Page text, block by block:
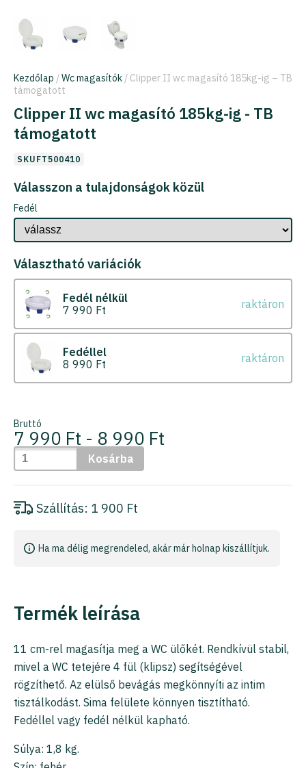
Kezdőlap /Wc magasítók / Clipper II wc magasító 185kg-ig – TB
támogatott
Clipper II wc magasító 185kg-ig - TB
támogatott
SKUFT500410
Válasszon a tulajdonságok közül
Fedél
Választható variációk
Fedél nélkül
7 990 Ft
raktáron
Fedéllel
8 990 Ft
raktáron
Bruttó
7 990 Ft - 8 990 Ft
Kosárba
Szállítás: 1 900 Ft
Ha ma délig megrendeled, akár már holnap kiszállítjuk.
Termék leírása
11 cm-rel magasítja meg a WC ülőkét. Rendkívül stabil,
mivel a WC tetejére 4 fül (klipsz) segítségével
rögzíthető. Az elülső bevágás megkönnyíti az intim
tisztálkodást. Sima felülete könnyen tisztítható.
Fedéllel vagy fedél nélkül kapható.
Súlya: 1,8 kg.